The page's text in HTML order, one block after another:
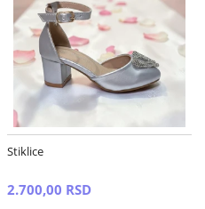
Stiklice
2.700,00 RSD